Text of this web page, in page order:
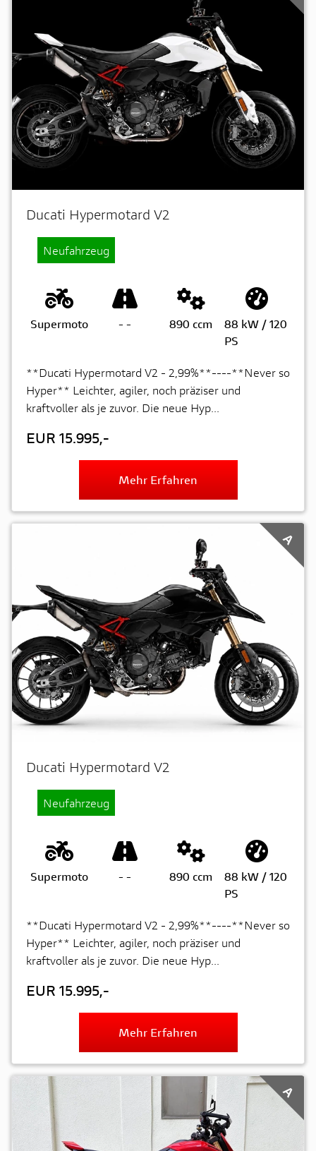
Ducati Hypermotard V2
Neufahrzeug
Supermoto - - 890 ccm
88 kW / 120
PS
**Ducati Hypermotard V2 - 2,99%**----**Never so
Hyper** Leichter, agiler, noch präziser und
kraftvoller als je zuvor. Die neue Hyp...
EUR 15.995,-
Mehr Erfahren
Ducati Hypermotard V2
Neufahrzeug
Supermoto - - 890 ccm
88 kW / 120
PS
**Ducati Hypermotard V2 - 2,99%**----**Never so
Hyper** Leichter, agiler, noch präziser und
kraftvoller als je zuvor. Die neue Hyp...
EUR 15.995,-
Mehr Erfahren
A
A